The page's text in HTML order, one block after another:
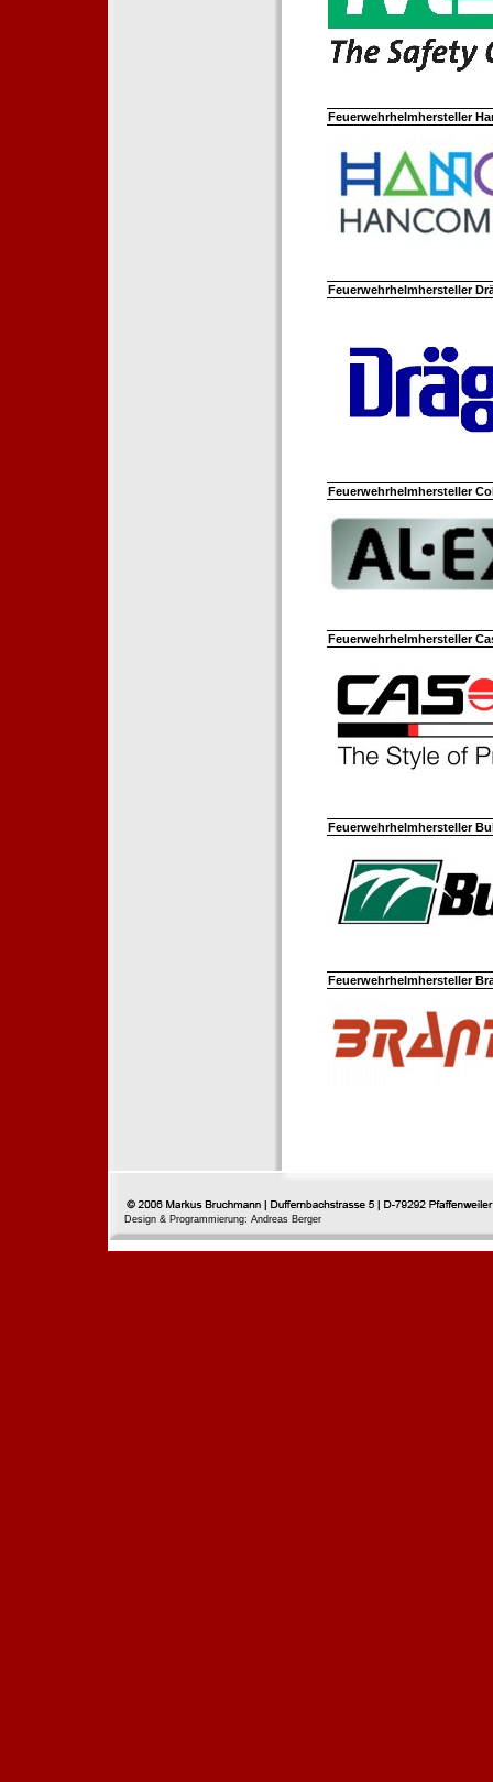
Feuerwehrhelmhersteller
Feuerwehrhelmhersteller
Feuerwehrhelmhersteller
Feuerwehrhelmhersteller
Feuerwehrhelmhersteller
Feuerwehrhelmhersteller
Design & Programmierung: Andreas Berger